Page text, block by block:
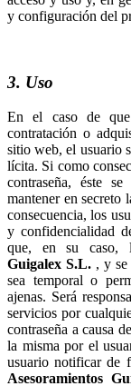
y configuración del
3. Uso
En el caso de
contratación o
sitio web, el usuario
lícita. Si como
contraseña, éste
mantener en secreto
consecuencia, los
y confidencialidad
que, en su caso,
, y se
sea temporal o
ajenas. Será
servicios por
contraseña a causa
la misma por el
usuario notificar de